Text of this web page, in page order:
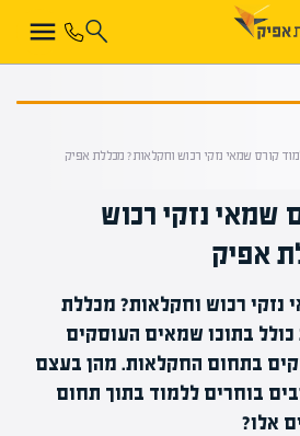
קורס שמאי נזקי רכוש וחקלאות? מכללת אפיק
שמאי נזקי רכוש
אפיק
נזקי רכוש וחקלאות? מכללת
בתוכו שמאים העוסקים
בתחום החקלאות. מהן בעצם
בוחרים ללמוד בתוך תחום
אלו?